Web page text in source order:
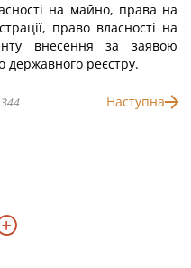
на майно, права на
право власності на
внесення за заявою
державного реєстру.
Наступна